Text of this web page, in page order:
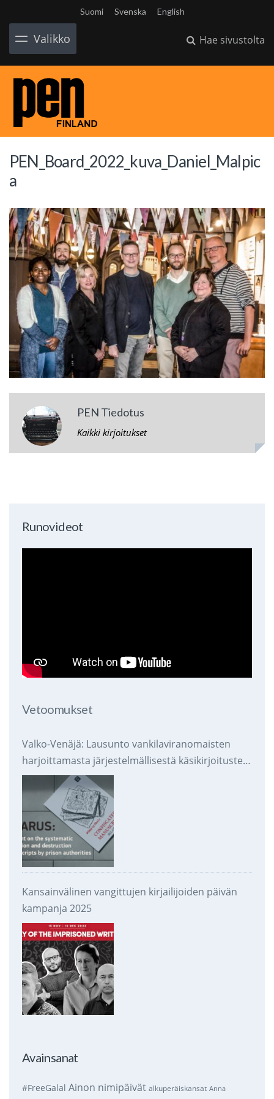
Suomi Svenska English
Valikko Hae sivustolta
PEN_Board_2022_kuva_Daniel_Malpic
a
PEN Tiedotus
Kaikki kirjoitukset
Runovideot
Vetoomukset
Valko-Venäjä: Lausunto vankilaviranomaisten
harjoittamasta järjestelmällisestä käsikirjoitusten
takavarikoinnista ja tuhoamisesta
Kansainvälinen vangittujen kirjailijoiden päivän
kampanja 2025
Avainsanat
#FreeGalal Ainon nimipäivät alkuperäiskansat Anna